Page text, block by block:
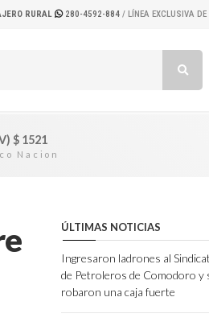
RURAL 280-4592-884 / LÍNEA EXCLUSIVA DE
$1521
ÚLTIMAS NOTICIAS
Ingresaron ladrones al
de Petroleros de Comodoro y
robaron una caja fuerte